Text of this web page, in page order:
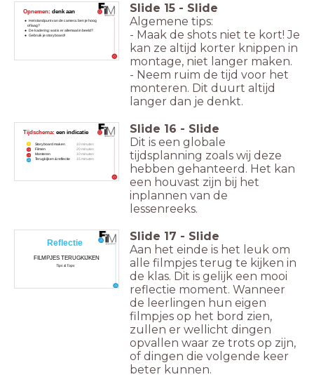
Het standpunt van de camera: ben je hoog
of laag?
De kadering: wat is er allemaal in beeld?
Gebruik je storyboard!
Opnemen: denk aan Slide 15 - Slide
Algemene tips:
- Maak de shots niet te kort! Je
kan ze altijd korter knippen in
montage, niet langer maken.
- Neem ruim de tijd voor het
monteren. Dit duurt altijd
langer dan je denkt.
Tijdschema: een indicatie
Storyboard maken
Filmen
Monteren
Terugkijken & reflectie
10 minuten
20 minuten
10 minuten
15 minuten
Slide 16 - Slide
Dit is een globale
tijdsplanning zoals wij deze
hebben gehanteerd. Het kan
een houvast zijn bij het
inplannen van de
lessenreeks.
Reflectie
FILMPJES TERUGKIJKEN
Tips & Tops
Slide 17 - Slide
Aan het einde is het leuk om
alle filmpjes terug te kijken in
de klas. Dit is gelijk een mooi
reflectie moment. Wanneer
de leerlingen hun eigen
filmpjes op het bord zien,
zullen er wellicht dingen
opvallen waar ze trots op zijn,
of dingen die volgende keer
beter kunnen.